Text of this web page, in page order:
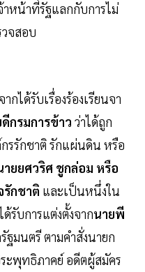
าหน้าที่รัฐแลกกับการไม่
จสอบ
ได้รับเรื่องร้องเรียนจา
กรมการข้าว ว่าได้ถูก
รรักชาติ รักแผ่นดิน หรือ
ายยศวริศ ชูกล่อม หรือ
รักชาติ และเป็นหนึ่งใน
รับการแต่งตั้งจากนายพี
ฐมนตรี ตามคำสั่งนายก
ะพุทธิภาคย์ อดีตผู้สมัคร